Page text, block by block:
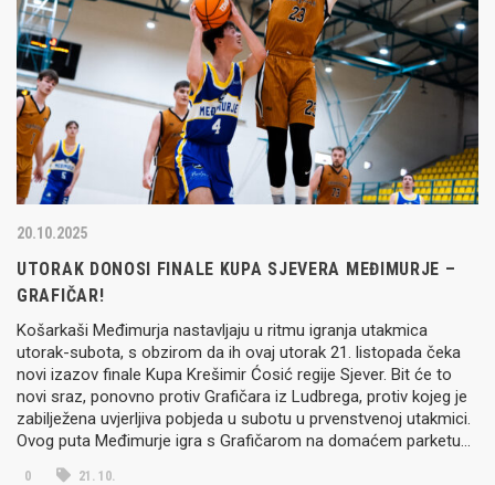
20.10.2025
UTORAK DONOSI FINALE KUPA SJEVERA MEĐIMURJE –
GRAFIČAR!
Košarkaši Međimurja nastavljaju u ritmu igranja utakmica
utorak-subota, s obzirom da ih ovaj utorak 21. listopada čeka
novi izazov finale Kupa Krešimir Ćosić regije Sjever. Bit će to
novi sraz, ponovno protiv Grafičara iz Ludbrega, protiv kojeg je
zabilježena uvjerljiva pobjeda u subotu u prvenstvenoj utakmici.
Ovog puta Međimurje igra s Grafičarom na domaćem parketu…
0 21. 10.